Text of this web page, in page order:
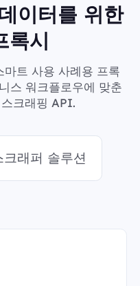
이터를 위한
록시
트 사용 사례용 프록
스 워크플로우에 맞춘
크래핑 API.
크래퍼 솔루션